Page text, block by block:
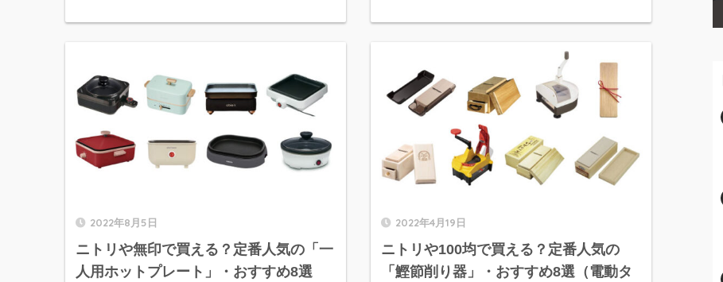
2022年8月5日
ニトリや無印で買える？定番人気の「一
人用ホットプレート」・おすすめ8選
2022年4月19日
ニトリや100均で買える？定番人気の
「鰹節削り器」・おすすめ8選（電動タ